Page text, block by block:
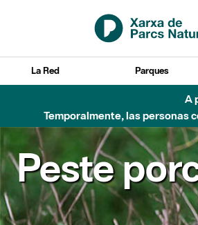
Saltar al contenido principal
La Red Parques
A
Temporalmente, las personas
Peste